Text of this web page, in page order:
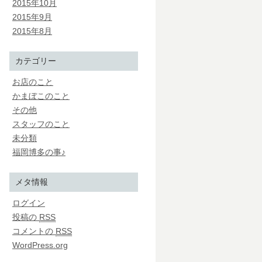
2015年10月
2015年9月
2015年8月
カテゴリー
お店のこと
かまぼこのこと
その他
スタッフのこと
未分類
福岡博多の事♪
メタ情報
ログイン
投稿の RSS
コメントの RSS
WordPress.org